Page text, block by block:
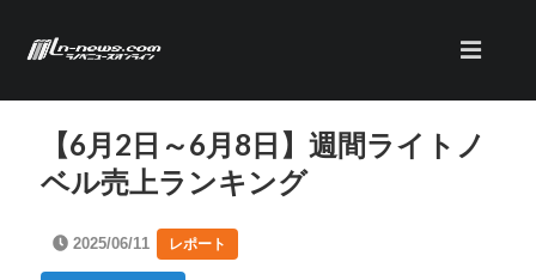
【6月2日～6月8日】週間ライトノ
ベル売上ランキング
2025/06/11 レポート